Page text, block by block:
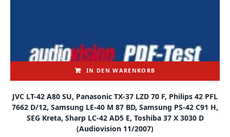
IN DEN WARENKORB
JVC LT-42 A80 SU, Panasonic TX-37 LZD 70 F, Philips 42 PFL
7662 D/12, Samsung LE-40 M 87 BD, Samsung PS-42 C91 H,
SEG Kreta, Sharp LC-42 AD5 E, Toshiba 37 X 3030 D
(audiovision 11/2007)